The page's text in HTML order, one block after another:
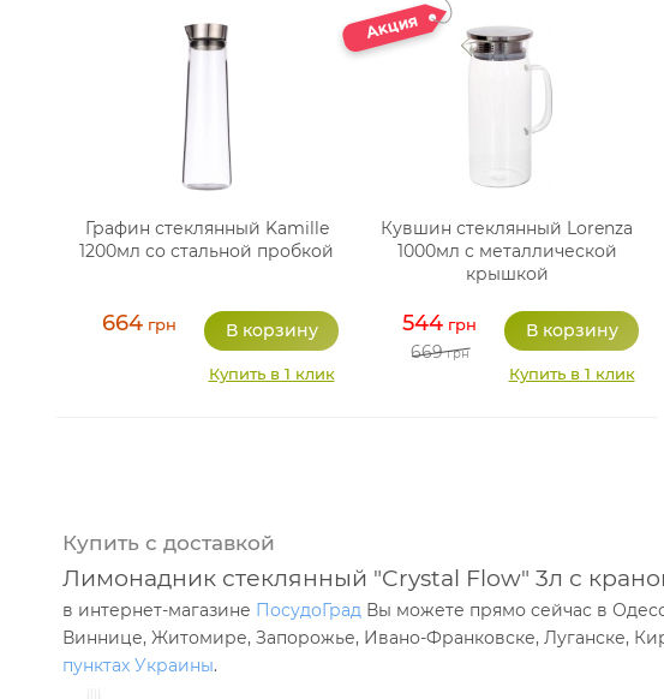
Графин стеклянный Kamille
1200мл со стальной пробкой
664 грн
Купить в 1 клик
Кувшин стеклянный Lorenza
1000мл с металлической
крышкой
544 грн
669грн
Купить в 1 клик
Купить с доставкой
Лимонадник стеклянный "Crystal Flow" 3л с
в интернет-магазине ПосудоГрад Вы можете прямо сейчас в
Виннице, Житомире, Запорожье, Ивано-Франковске, Луганске,
пунктах Украины.